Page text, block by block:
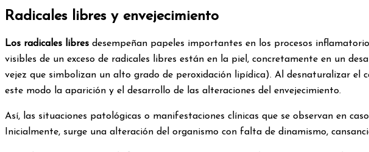
Radicales libres y envejecimiento
Los radicales libres desempeñan papeles importantes en los procesos
visibles de un exceso de radicales libres están en la piel, concretamente en un
vejez que simbolizan un alto grado de peroxidación lipídica). Al desnaturalizar
este modo la aparición y el desarrollo de las alteraciones del envejecimiento.
Así, las situaciones patológicas o manifestaciones clínicas que se observan en
Inicialmente, surge una alteración del organismo con falta de dinamismo,